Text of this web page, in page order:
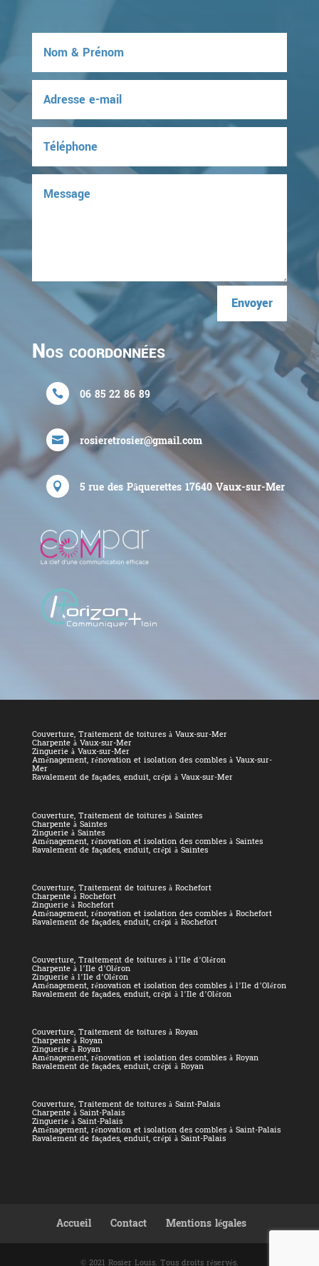
Envoyer
Nos coordonnées
 06 85 22 86 89
 rosieretrosier@gmail.com
 5 rue des Pâquerettes 17640Vaux-sur-Mer
Couverture, Traitement de toitures à Vaux-sur-Mer
Charpente à Vaux-sur-Mer
Zinguerie à Vaux-sur-Mer
Aménagement, rénovation et isolation des combles à Vaux-sur-
Mer
Ravalement de façades, enduit, crépi à Vaux-sur-Mer
Couverture, Traitement de toitures à Saintes
Charpente à Saintes
Zinguerie à Saintes
Aménagement, rénovation et isolation des combles à Saintes
Ravalement de façades, enduit, crépi à Saintes
Couverture, Traitement de toitures à Rochefort
Charpente à Rochefort
Zinguerie à Rochefort
Aménagement, rénovation et isolation des combles à Rochefort
Ravalement de façades, enduit, crépi à Rochefort
Couverture, Traitement de toitures à l’Ile d’Oléron
Charpente à l’Ile d’Oléron
Zinguerie à l’Ile d’Oléron
Aménagement, rénovation et isolation des combles à l’Ile d’Oléron
Ravalement de façades, enduit, crépi à l’Ile d’Oléron
Couverture, Traitement de toitures à Royan
Charpente à Royan
Zinguerie à Royan
Aménagement, rénovation et isolation des combles à Royan
Ravalement de façades, enduit, crépi à Royan
Couverture, Traitement de toitures à Saint-Palais
Charpente à Saint-Palais
Zinguerie à Saint-Palais
Aménagement, rénovation et isolation des combles à Saint-Palais
Ravalement de façades, enduit, crépi à Saint-Palais
Accueil Contact Mentions légales
© 2021 Rosier Louis. Tous droits réservés.